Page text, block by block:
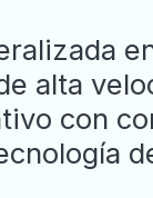
alta
con